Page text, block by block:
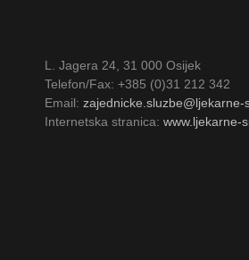
L. Jagera 24, 31 000 Osijek
Telefon/Fax: +385 (0)31 212 342
Email: zajednicke.sluzbe@ljekarne-
Internetska stranica: www.ljekarne-